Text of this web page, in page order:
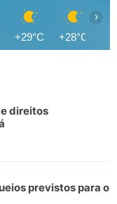
+29°C +28°C
›
direitos
previstos para o